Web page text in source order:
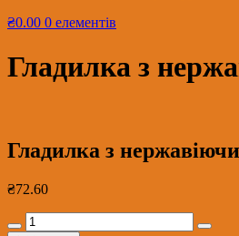
₴0.00 0 елементів
Гладилка з
Гладилка з
₴72.60
Гладилка